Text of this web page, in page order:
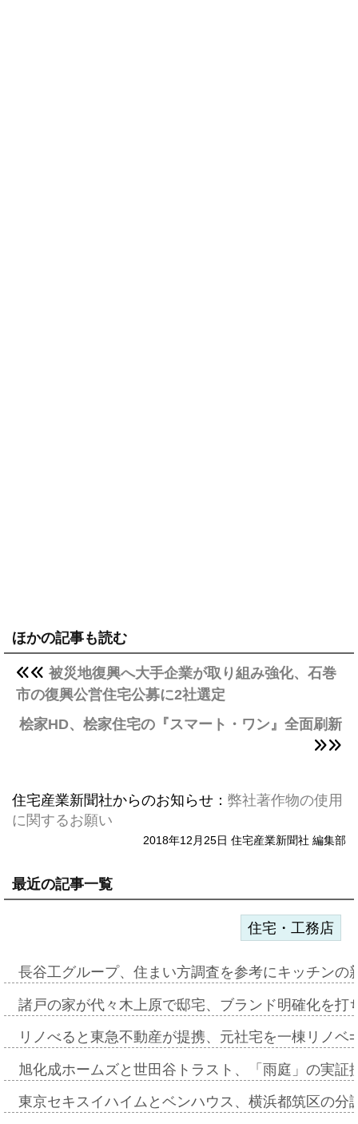
ほかの記事も読む
被災地復興へ大手企業が取り組み強化、石巻
市の復興公営住宅公募に2社選定
桧家HD、桧家住宅の『スマート・ワン』全面刷新
住宅産業新聞社からのお知らせ： 弊社著作物の使用
に関するお願い
2018年12月25日 住宅産業新聞社 編集部
最近の記事一覧
住宅・工務店
長谷工グループ、住まい方調査を参考にキッチン
諸戸の家が代々木上原で邸宅、ブランド明確化を
リノべると東急不動産が提携、元社宅を一棟リノ
旭化成ホームズと世田谷トラスト、「雨庭」の実
東京セキスイハイムとベンハウス、横浜都筑区の